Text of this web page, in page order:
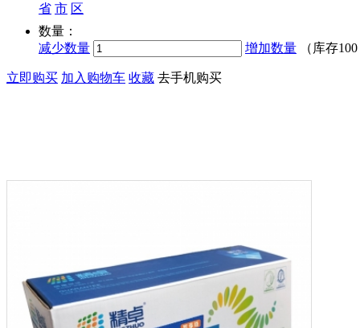
省 市 区
数量：
减少数量
增加数量 （库存100
立即购买 加入购物车 收藏 去手机购买